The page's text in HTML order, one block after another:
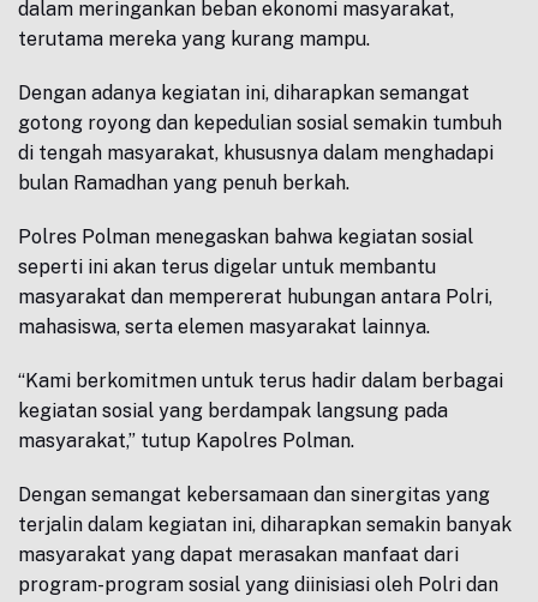
dalam meringankan beban ekonomi masyarakat,
terutama mereka yang kurang mampu.
Dengan adanya kegiatan ini, diharapkan semangat
gotong royong dan kepedulian sosial semakin tumbuh
di tengah masyarakat, khususnya dalam menghadapi
bulan Ramadhan yang penuh berkah.
Polres Polman menegaskan bahwa kegiatan sosial
seperti ini akan terus digelar untuk membantu
masyarakat dan mempererat hubungan antara Polri,
mahasiswa, serta elemen masyarakat lainnya.
“Kami berkomitmen untuk terus hadir dalam berbagai
kegiatan sosial yang berdampak langsung pada
masyarakat,” tutup Kapolres Polman.
Dengan semangat kebersamaan dan sinergitas yang
terjalin dalam kegiatan ini, diharapkan semakin banyak
masyarakat yang dapat merasakan manfaat dari
program-program sosial yang diinisiasi oleh Polri dan